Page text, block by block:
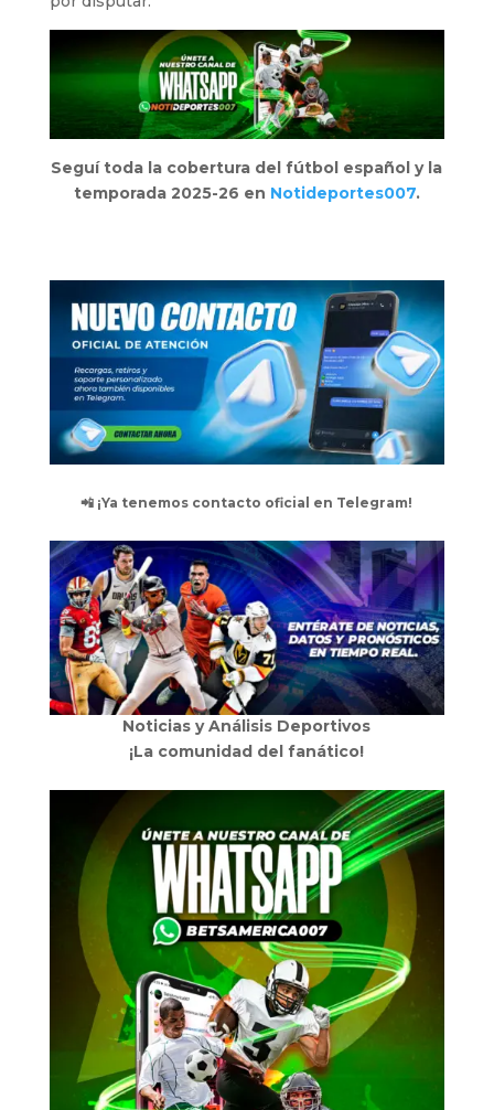
Seguí toda la cobertura del fútbol español y la
temporada 2025-26 en Notideportes007.
📲 ¡Ya tenemos contacto oficial en Telegram!
Noticias y Análisis Deportivos
¡La comunidad del fanático!